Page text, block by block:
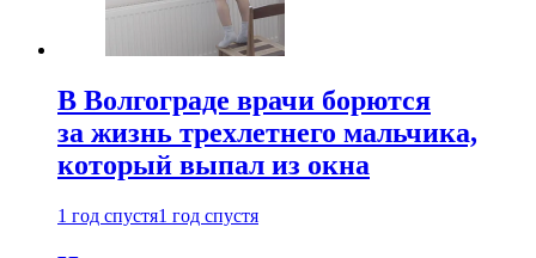
В Волгограде врачи борются
за жизнь трехлетнего мальчика,
который выпал из окна
1 год спустя1 год спустя